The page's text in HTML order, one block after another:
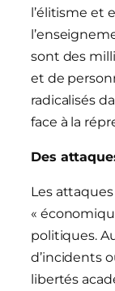
l’élitisme et
sont des
et de
radicalisés
face à la
Des
Les
«
politiques.
d’incidents
libertés